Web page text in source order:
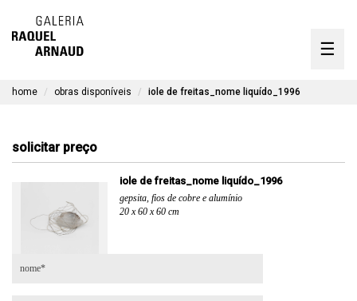
☰
contato
home obras disponíveis iole de freitas_nome liquído_1996
solicitar preço
iole de freitas_nome liquído_1996
gepsita, fios de cobre e alumínio
20 x 60 x 60 cm